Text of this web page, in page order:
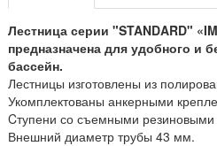
Лестница серии "STANDARD"
предназначена для удобного и
бассейн.
Лестницы изготовлены из
Укомплектованы анкерными
Cтупени со съемными резиновыми
Внешний диаметр трубы 43 мм.